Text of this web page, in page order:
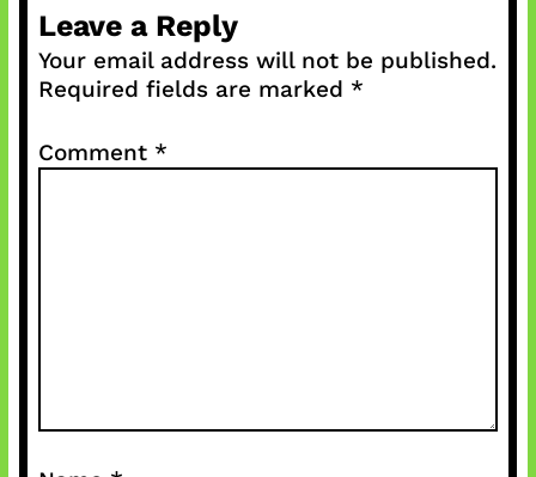
Leave a Reply
Your email address will not be published.
Required fields are marked *
Comment *